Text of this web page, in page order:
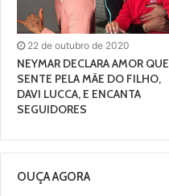
22 de outubro de 2020
NEYMAR DECLARA AMOR QUE
SENTE PELA MÃE DO FILHO,
DAVI LUCCA, E ENCANTA
SEGUIDORES
OUÇA AGORA